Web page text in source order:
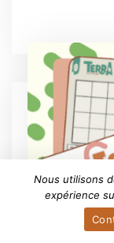
Nous utilisons
expérience